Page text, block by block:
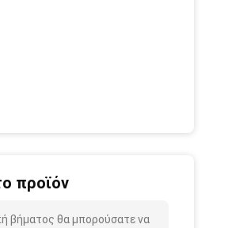
προϊόν
βήματος θα μπορούσατε να